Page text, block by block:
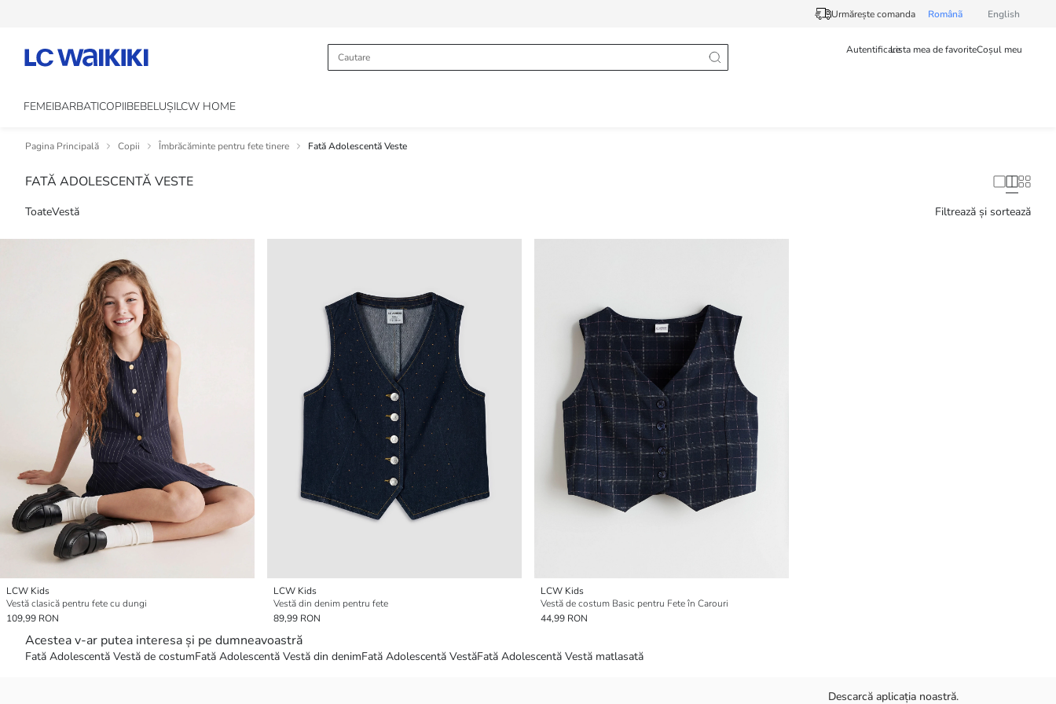
Urmărește comanda Românã English
AutentificareLista mea de favoriteCoșul meu
FEMEIBARBATICOPIIBEBELUȘILCW HOME
Pagina Principală Copii Îmbrăcăminte pentru fete tinere Fată Adolescentă Veste
FATĂ ADOLESCENTĂ VESTE
ToateVestă Filtrează și sortează
LCW Kids
Vestă clasică pentru fete cu dungi
109,99 RON
LCW Kids
Vestă din denim pentru fete
89,99 RON
LCW Kids
Vestă de costum Basic pentru Fete în Carouri
44,99 RON
Acestea v-ar putea interesa și pe dumneavoastră
Fată Adolescentă Vestă de costumFată Adolescentă Vestă din denimFată Adolescentă VestăFată Adolescentă Vestă matlasată
Descarcă aplicația noastră.